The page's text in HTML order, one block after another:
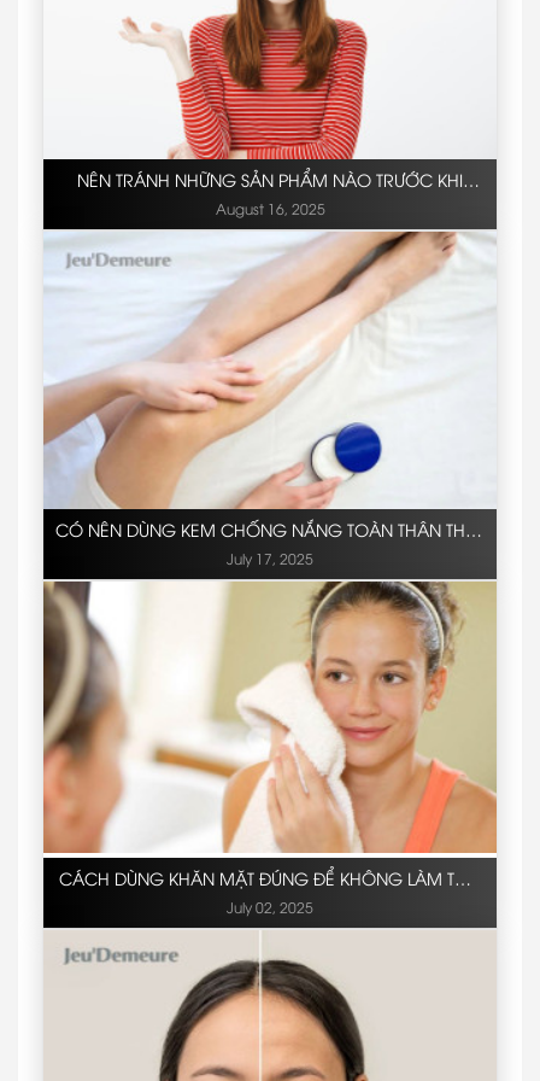
NÊN TRÁNH NHỮNG SẢN PHẨM NÀO TRƯỚC KHI
PEEL?
August 16, 2025
CÓ NÊN DÙNG KEM CHỐNG NẮNG TOÀN THÂN THAY
CHO BODY LOTION?
July 17, 2025
CÁCH DÙNG KHĂN MẶT ĐÚNG ĐỂ KHÔNG LÀM TỔN
THƯƠNG DA.
July 02, 2025